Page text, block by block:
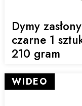
Dymy
czarne 1
210 gram
WIDEO